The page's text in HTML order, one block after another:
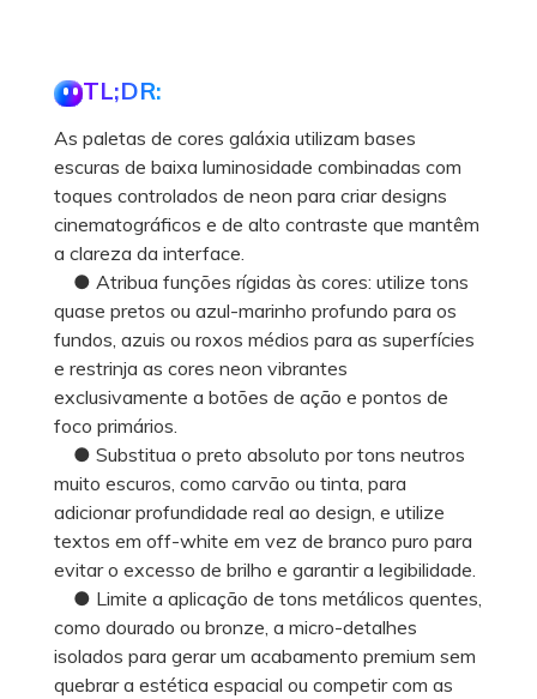
TL;DR:
As paletas de cores galáxia utilizam bases
escuras de baixa luminosidade combinadas com
toques controlados de neon para criar designs
cinematográficos e de alto contraste que mantêm
a clareza da interface.
● Atribua funções rígidas às cores: utilize tons
quase pretos ou azul-marinho profundo para os
fundos, azuis ou roxos médios para as superfícies
e restrinja as cores neon vibrantes
exclusivamente a botões de ação e pontos de
foco primários.
● Substitua o preto absoluto por tons neutros
muito escuros, como carvão ou tinta, para
adicionar profundidade real ao design, e utilize
textos em off-white em vez de branco puro para
evitar o excesso de brilho e garantir a legibilidade.
● Limite a aplicação de tons metálicos quentes,
como dourado ou bronze, a micro-detalhes
isolados para gerar um acabamento premium sem
quebrar a estética espacial ou competir com as